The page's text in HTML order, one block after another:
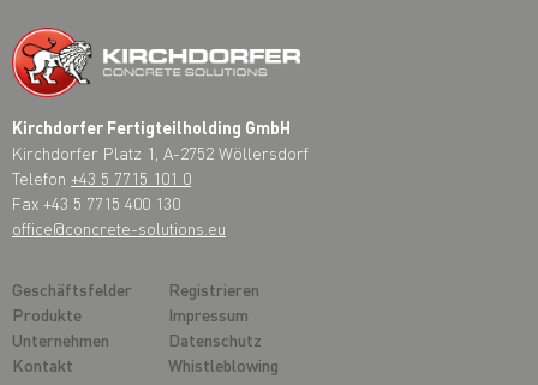
Kirchdorfer Fertigteilholding GmbH
Kirchdorfer Platz 1, A-2752 Wöllersdorf
Telefon +43 5 7715 101 0
Fax +43 5 7715 400 130
office@concrete-solutions.eu
Geschäftsfelder
Produkte
Unternehmen
Kontakt
Registrieren
Impressum
Datenschutz
Whistleblowing